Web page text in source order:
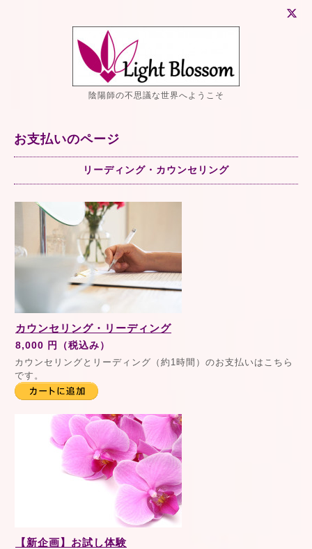
陰陽師の不思議な世界へようこそ
お支払いのページ
リーディング・カウンセリング
カウンセリング・リーディング
8,000 円（税込み）
カウンセリングとリーディング（約1時間）のお支払いはこちら
です。
【新企画】お試し体験